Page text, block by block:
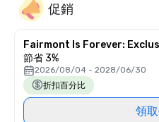
促銷
Fairmont Is Forever:
節省 3%
2026/08/04 - 2028/06/30
折扣百分比
領